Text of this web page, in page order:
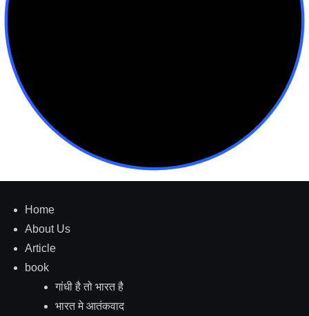
Home
About Us
Article
book
गांधी है तो भारत है
भारत मे आतंकवाद